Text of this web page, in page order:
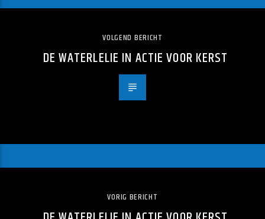
VOLGEND BERICHT
DE WATERLELIE IN ACTIE VOOR KERST
VORIG BERICHT